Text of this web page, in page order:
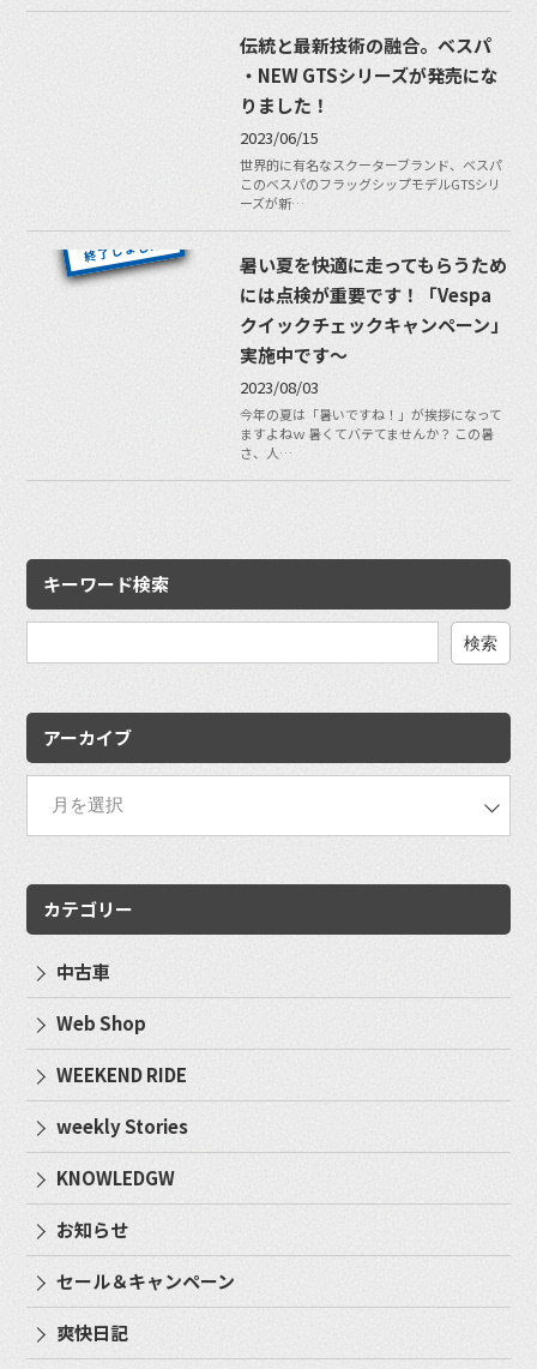
伝統と最新技術の融合。ベスパ
・NEW GTSシリーズが発売にな
りました！
2023/06/15
世界的に有名なスクーターブランド、ベスパ
このベスパのフラッグシップモデルGTSシリ
ーズが新…
暑い夏を快適に走ってもらうため
には点検が重要です！「Vespa
クイックチェックキャンペーン」
実施中です〜
2023/08/03
今年の夏は「暑いですね！」が挨拶になって
ますよねｗ 暑くてバテてませんか？ この暑
さ、人…
キーワード検索
アーカイブ
カテゴリー
中古車
Web Shop
WEEKEND RIDE
weekly Stories
KNOWLEDGW
お知らせ
セール＆キャンペーン
爽快日記